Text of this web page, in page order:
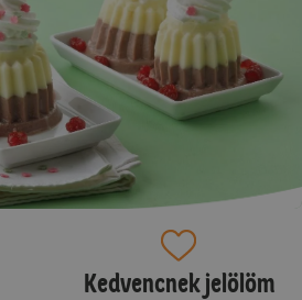
Kedvencnek jelölöm